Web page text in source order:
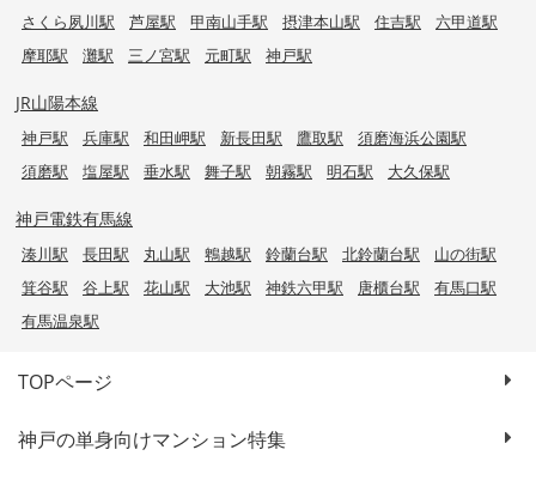
さくら夙川駅 芦屋駅 甲南山手駅 摂津本山駅 住吉駅
六甲道駅
摩耶駅
灘駅 三ノ宮駅 元町駅 神戸駅
JR山陽本線
神戸駅 兵庫駅 和田岬駅 新長田駅 鷹取駅
須磨海浜公園駅
須磨駅
塩屋駅 垂水駅 舞子駅 朝霧駅 明石駅 大久保駅
神戸電鉄有馬線
湊川駅 長田駅 丸山駅 鵯越駅 鈴蘭台駅 北鈴蘭台駅
山の街駅
箕谷駅
谷上駅 花山駅 大池駅 神鉄六甲駅 唐櫃台駅
有馬口駅
有馬温泉駅
TOPページ
神戸の単身向けマンション特集